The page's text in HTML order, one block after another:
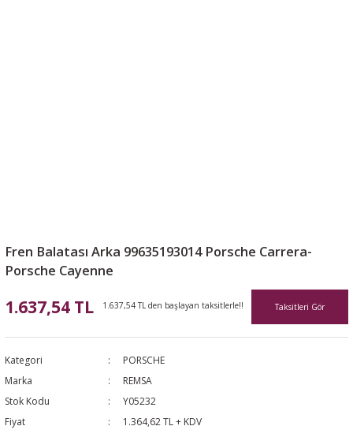
Fren Balatası Arka 99635193014 Porsche Carrera-
Porsche Cayenne
1.637,54 TL 1.637,54 TL den başlayan taksitlerle!! Taksitleri Gör
Kategori
PORSCHE
Marka
REMSA
Stok Kodu
Y05232
Fiyat
1.364,62 TL + KDV